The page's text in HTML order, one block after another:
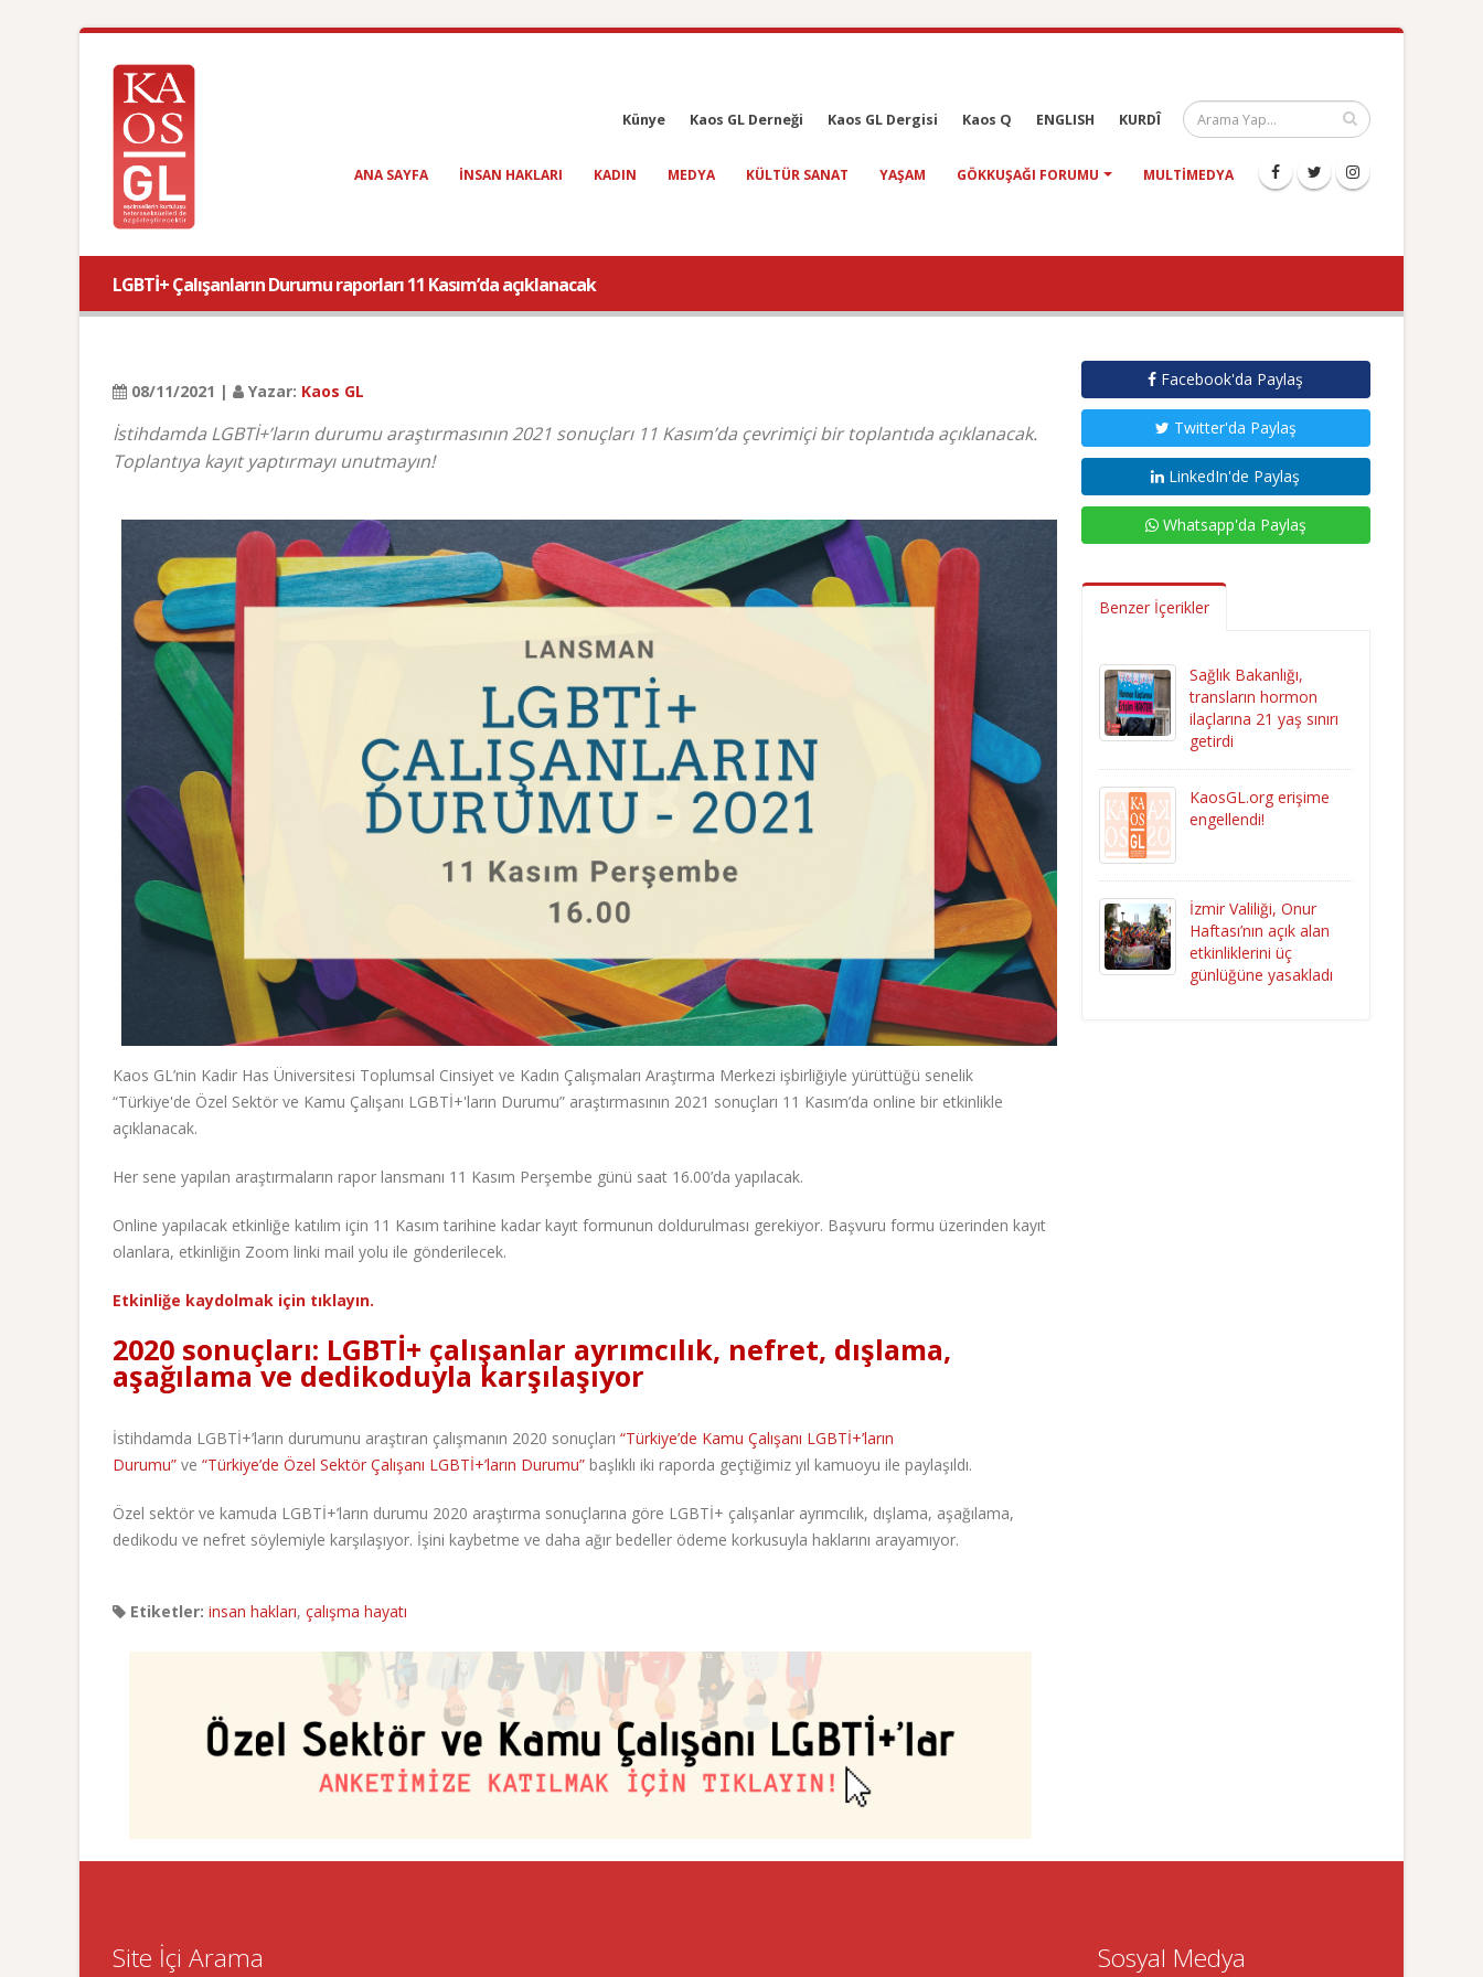
Künye Kaos GL Derneği Kaos GL Dergisi Kaos Q ENGLISH KURDÎ
ANA SAYFA INSAN HAKLARI KADIN MEDYA KÜLTÜR SANAT YAŞAM GÖKKUŞAĞI FORUMU MULTIMEDYA
LGBTİ+ Çalışanların Durumu raporları 11 Kasım’da açıklanacak
08/11/2021 | Yazar: Kaos GL
İstihdamda LGBTİ+’ların durumu araştırmasının 2021 sonuçları 11 Kasım’da çevrimiçi bir toplantıda açıklanacak.
Toplantıya kayıt yaptırmayı unutmayın!
Kaos GL’nin Kadir Has Üniversitesi Toplumsal Cinsiyet ve Kadın Çalışmaları Araştırma Merkezi işbirliğiyle yürüttüğü senelik
“Türkiye'de Özel Sektör ve Kamu Çalışanı LGBTİ+'ların Durumu” araştırmasının 2021 sonuçları 11 Kasım’da online bir etkinlikle
açıklanacak.
Her sene yapılan araştırmaların rapor lansmanı 11 Kasım Perşembe günü saat 16.00’da yapılacak.
Online yapılacak etkinliğe katılım için 11 Kasım tarihine kadar kayıt formunun doldurulması gerekiyor. Başvuru formu üzerinden kayıt
olanlara, etkinliğin Zoom linki mail yolu ile gönderilecek.
Etkinliğe kaydolmak için tıklayın.
2020 sonuçları: LGBTİ+ çalışanlar ayrımcılık, nefret, dışlama,
aşağılama ve dedikoduyla karşılaşıyor
İstihdamda LGBTİ+’ların durumunu araştıran çalışmanın 2020 sonuçları “Türkiye’de Kamu Çalışanı LGBTİ+’ların
Durumu” ve “Türkiye’de Özel Sektör Çalışanı LGBTİ+’ların Durumu” başlıklı iki raporda geçtiğimiz yıl kamuoyu ile paylaşıldı.
Özel sektör ve kamuda LGBTİ+’ların durumu 2020 araştırma sonuçlarına göre LGBTİ+ çalışanlar ayrımcılık, dışlama, aşağılama,
dedikodu ve nefret söylemiyle karşılaşıyor. İşini kaybetme ve daha ağır bedeller ödeme korkusuyla haklarını arayamıyor.
Etiketler: insan hakları, çalışma hayatı
Facebook'da Paylaş
Twitter'da Paylaş
LinkedIn'de Paylaş
Whatsapp'da Paylaş
Benzer İçerikler
Sağlık Bakanlığı,
transların hormon
ilaçlarına 21 yaş sınırı
getirdi
KaosGL.org erişime
engellendi!
İzmir Valiliği, Onur
Haftası’nın açık alan
etkinliklerini üç
günlüğüne yasakladı
Site İçi Arama Sosyal Medya